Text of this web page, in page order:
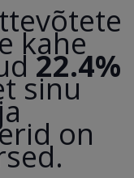
kahe
22.4%
sinu
on